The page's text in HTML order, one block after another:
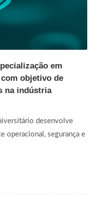
em
objetivo de
na indústria
desenvolve
operacional, segurança e